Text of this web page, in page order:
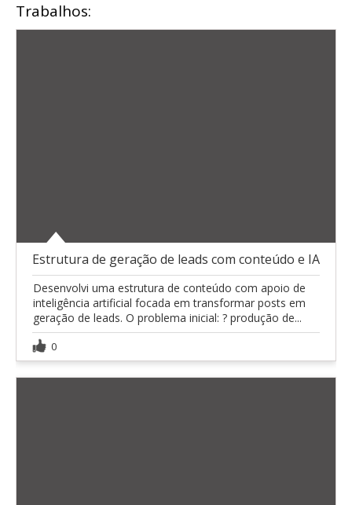
Trabalhos:
Estrutura de geração de leads com conteúdo e IA
Desenvolvi uma estrutura de conteúdo com apoio de
inteligência artificial focada em transformar posts em
geração de leads. O problema inicial: ? produção de...
0